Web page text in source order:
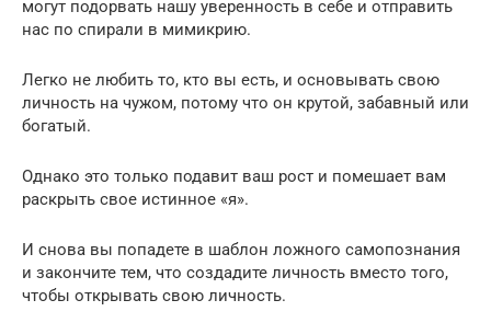
могут подорвать нашу уверенность в себе и отправить
нас по спирали в мимикрию.
Легко не любить то, кто вы есть, и основывать свою
личность на чужом, потому что он крутой, забавный или
богатый.
Однако это только подавит ваш рост и помешает вам
раскрыть свое истинное «я».
И снова вы попадете в шаблон ложного самопознания
и закончите тем, что создадите личность вместо того,
чтобы открывать свою личность.